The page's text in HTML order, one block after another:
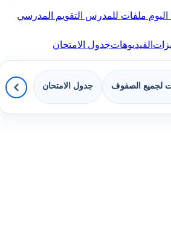
ملفات للمدرس التقويم المدرسي
الفيديوهاتجدول الامتحان
لجميع الصفوف جدول الامتحان